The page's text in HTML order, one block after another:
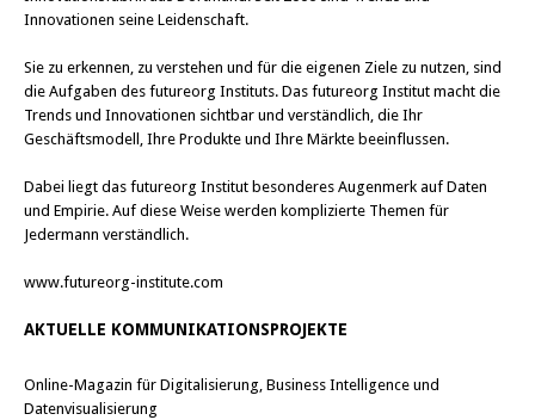
Innovationen seine Leidenschaft.
Sie zu erkennen, zu verstehen und für die eigenen Ziele zu nutzen, sind
die Aufgaben des futureorg Instituts. Das futureorg Institut macht die
Trends und Innovationen sichtbar und verständlich, die Ihr
Geschäftsmodell, Ihre Produkte und Ihre Märkte beeinflussen.
Dabei liegt das futureorg Institut besonderes Augenmerk auf Daten
und Empirie. Auf diese Weise werden komplizierte Themen für
Jedermann verständlich.
www.futureorg-institute.com
AKTUELLE KOMMUNIKATIONSPROJEKTE
Online-Magazin für Digitalisierung, Business Intelligence und
Datenvisualisierung